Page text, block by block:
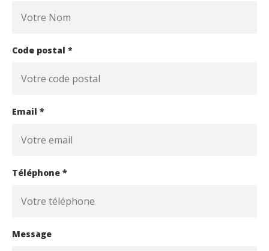
Code postal *
Email *
Téléphone *
Message